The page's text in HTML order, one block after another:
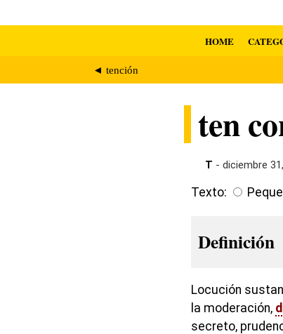
HOME
◄ tención
ten
T - diciembre
Texto:
Definición
Locución
la moderación,
secreto,